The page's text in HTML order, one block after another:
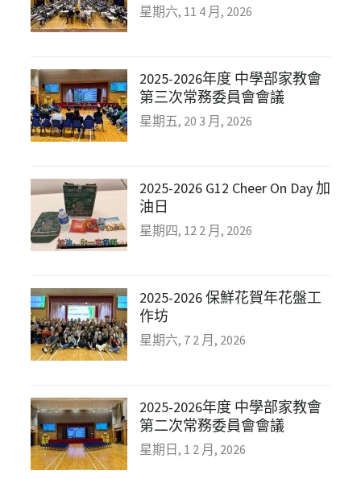
星期六, 11 4 月, 2026
2025-2026年度 中學部家教會
第三次常務委員會會議
星期五, 20 3 月, 2026
2025-2026 G12 Cheer On Day 加
油日
星期四, 12 2 月, 2026
2025-2026 保鮮花賀年花盤工
作坊
星期六, 7 2 月, 2026
2025-2026年度 中學部家教會
第二次常務委員會會議
星期日, 1 2 月, 2026